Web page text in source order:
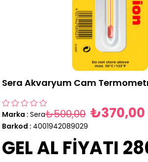
Sera Akvaryum Cam
Marka : Sera₺500,00 ₺370,00
Barkod : 4001942089029
GEL AL FİYATI